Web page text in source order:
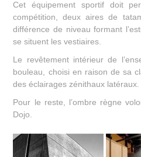
Cet équipement sportif doit
compétition, deux aires de
différence de niveau formant
se situent les vestiaires.
Le revêtement intérieur de
bouleau, choisi en raison de sa
des éclairages zénithaux latéraux.
Pour le reste, l’ombre règne
Dojo.